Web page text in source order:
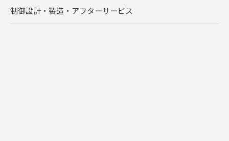
制御設計・製造・アフターサービス